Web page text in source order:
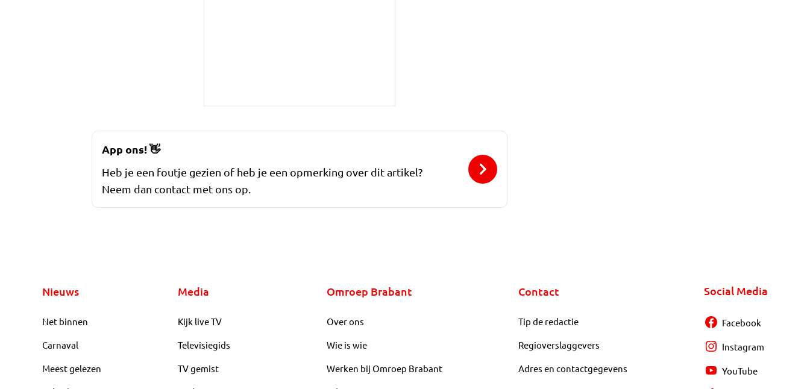
App ons!👋
Heb je een foutje gezien of heb je een opmerking over dit artikel?
Neem dan contact met ons op.
Nieuws
Net binnen
Carnaval
Meest gelezen
Media
Kijk live TV
Televisiegids
TV gemist
Omroep Brabant
Over ons
Wie is wie
Werken bij Omroep Brabant
Contact
Tip de redactie
Regioverslaggevers
Adres en contactgegevens
Social Media
Facebook
Instagram
YouTube